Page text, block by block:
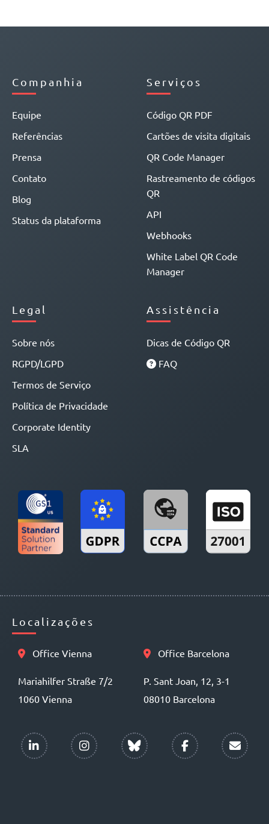
Companhia
Equipe
Referências
Prensa
Contato
Blog
Status da plataforma
Serviços
Código QR PDF
Cartões de visita digitais
QR Code Manager
Rastreamento de códigos
QR
API
Webhooks
White Label QR Code
Manager
Legal
Sobre nós
RGPD/LGPD
Termos de Serviço
Política de Privacidade
Corporate Identity
SLA
Assistência
Dicas de Código QR
FAQ
Localizações
Office Vienna
Mariahilfer Straße 7/2
1060 Vienna
Office Barcelona
P. Sant Joan, 12, 3-1
08010 Barcelona